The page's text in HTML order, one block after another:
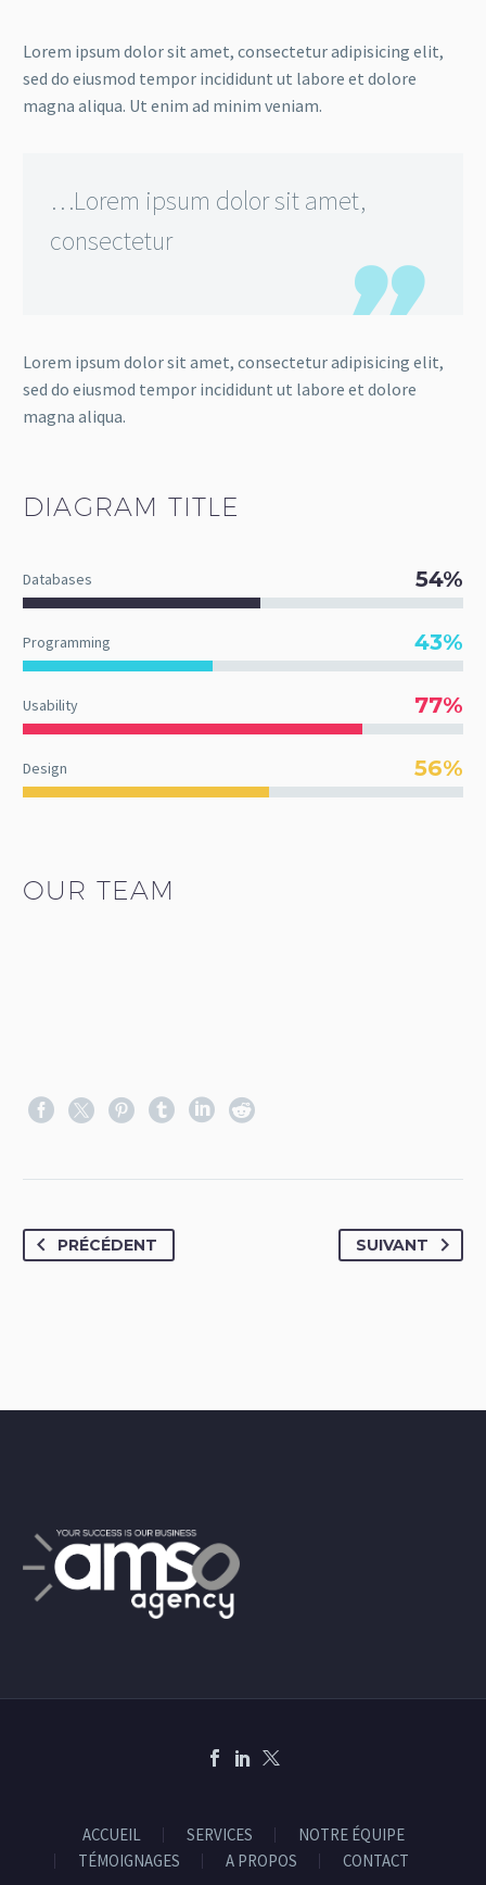
Lorem ipsum dolor sit amet, consectetur adipisicing elit,
sed do eiusmod tempor incididunt ut labore et dolore
magna aliqua. Ut enim ad minim veniam.
…Lorem ipsum dolor sit amet,
consectetur
Lorem ipsum dolor sit amet, consectetur adipisicing elit,
sed do eiusmod tempor incididunt ut labore et dolore
magna aliqua.
DIAGRAM TITLE
Databases 54%
Programming 43%
Usability 77%
Design 56%
OUR TEAM
PRÉCÉDENT SUIVANT
ACCUEIL SERVICES
NOTRE ÉQUIPE
TÉMOIGNAGES
A PROPOS CONTACT